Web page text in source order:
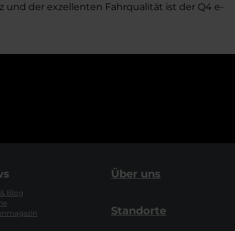
und der exzellenten Fahrqualität ist der Q4 e-
Blog
Über uns
Standorte